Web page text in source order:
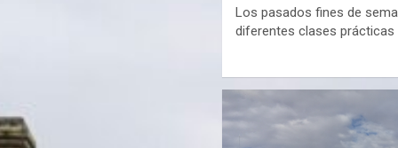
Los pasados fines de
diferentes clases